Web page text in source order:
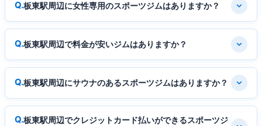
板東駅周辺に女性専用のスポーツジムはありますか？
板東駅周辺で料金が安いジムはありますか？
板東駅周辺にサウナのあるスポーツジムはありますか？
板東駅周辺でクレジットカード払いができるスポーツジ